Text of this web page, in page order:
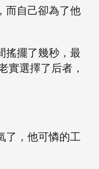
而自己卻為了他
搖擺了幾秒，最
實選擇了后者，
了，他可憐的工